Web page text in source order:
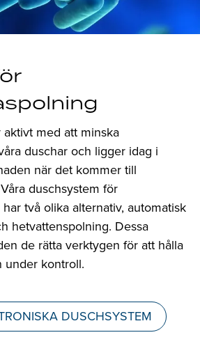
med att minska
duschar och ligger idag i
när det kommer till
duschsystem för
två olika alternativ, automatisk
hetvattenspolning. Dessa
de rätta verktygen för att hålla
under kontroll.
DUSCHSYSTEM